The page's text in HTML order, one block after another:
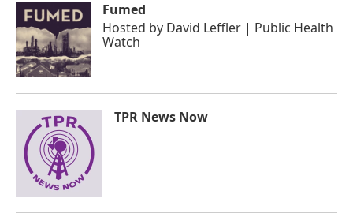
Fumed
Hosted by David Leffler | Public Health
Watch
TPR News Now